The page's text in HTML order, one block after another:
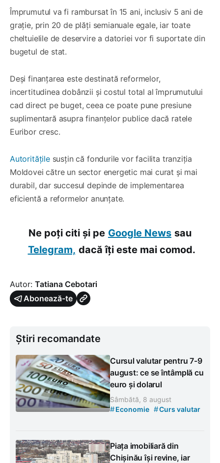
Împrumutul va fi rambursat în 15 ani, inclusiv 5 ani de
grație, prin 20 de plăți semianuale egale, iar toate
cheltuielile de deservire a datoriei vor fi suportate din
bugetul de stat.
Deși finanțarea este destinată reformelor,
incertitudinea dobânzii și costul total al împrumutului
cad direct pe buget, ceea ce poate pune presiune
suplimentară asupra finanțelor publice dacă ratele
Euribor cresc.
Autoritățilesusțin că fondurile vor facilita tranziția
Moldovei către un sector energetic mai curat și mai
durabil, dar succesul depinde de implementarea
eficientă a reformelor anunțate.
Ne poți citi și pe Google News sau
Telegram, dacă îți este mai comod.
Autor: Tatiana Cebotari
Abonează-te
Știri recomandate
Cursul valutar pentru 7-9
august: ce se întâmplă cu
euro și dolarul
Sâmbătă, 8 august
#Economie #Curs valutar
Piața imobiliară din
Chișinău își revine, iar